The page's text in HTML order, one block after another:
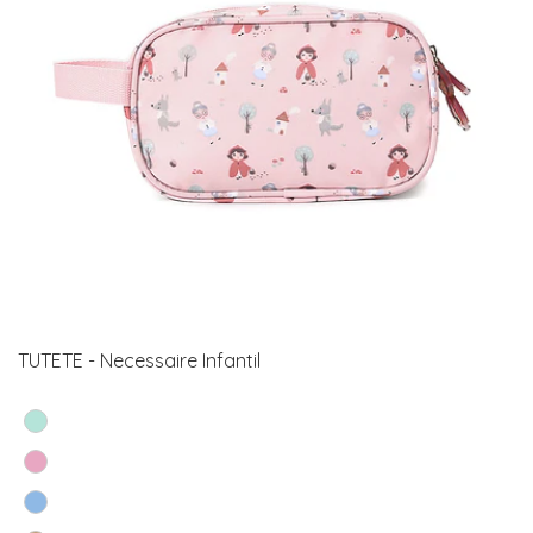
TUTETE - Necessaire Infantil